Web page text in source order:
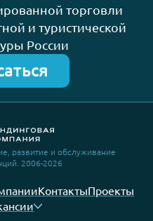
торговли
и туристической
России
развитие и обслуживание
2006-2026
КонтактыПроекты